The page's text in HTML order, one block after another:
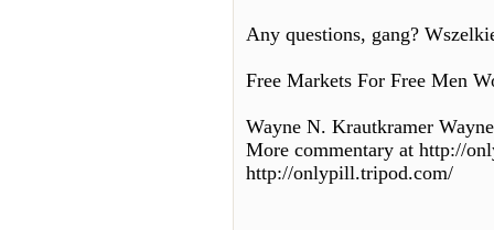
Any questions, gang?
Free Markets For Free Men
Wayne N. Krautkramer
More commentary at http://
http://onlypill.tripod.com/